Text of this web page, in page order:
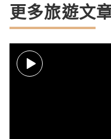
更多旅遊文